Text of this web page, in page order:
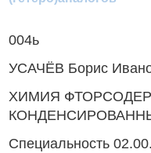
004ь
УСАЧЁВ Борис
ХИМИЯ
Специальность